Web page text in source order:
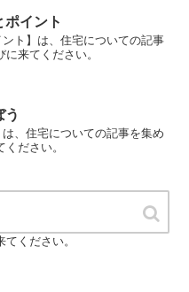
イント
ト】は、住宅についての記事
来てください。
う
、住宅についての記事を集め
ださい。
報
は、住宅についての記事を集
ください。